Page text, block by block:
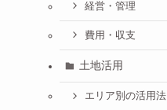
経営・管理
費用・収支
土地活用
エリア別の活用法